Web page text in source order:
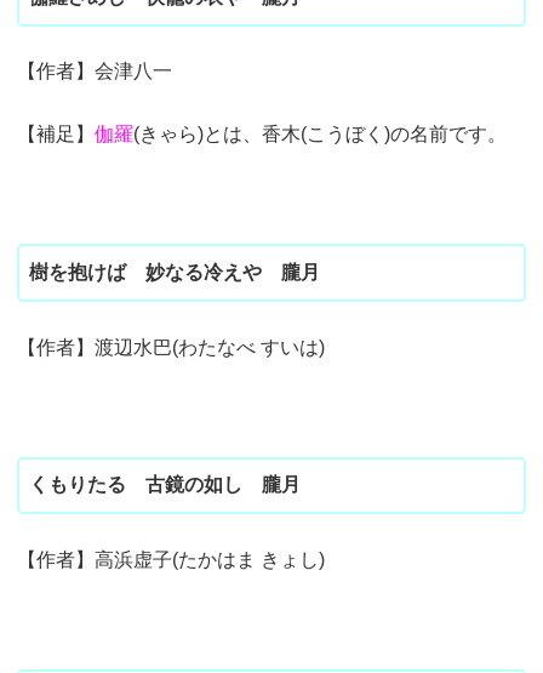
【作者】会津八一
【補足】伽羅(きゃら)とは、香木(こうぼく)の名前です。
樹を抱けば 妙なる冷えや 朧月
【作者】渡辺水巴(わたなべ すいは)
くもりたる 古鏡の如し 朧月
【作者】高浜虚子(たかはま きょし)